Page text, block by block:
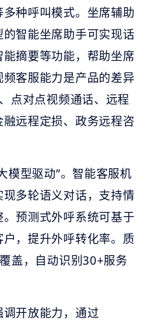
种呼叫模式。坐席辅助
智能坐席助手可实现话
摘要等功能，帮助坐席
客服能力是产品的差异
点对点视频通话、远程
远程定损、政务远程咨
模型驱动”。智能客服机
多轮语义对话，支持情
预测式外呼系统可基于
，提升外呼转化率。质
盖，自动识别30+服务
开放能力，通过